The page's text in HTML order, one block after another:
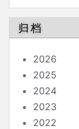
归档
2026
2025
2024
2023
2022